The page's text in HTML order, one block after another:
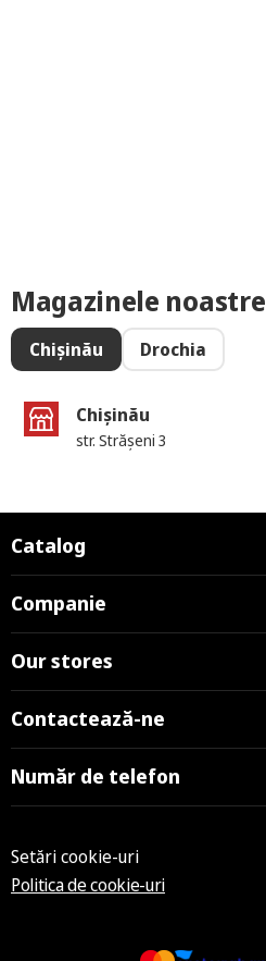
Magazinele noastre
Chișinău Drochia
Chișinău
str. Strășeni 3
Catalog
Companie
Our stores
Contactează-ne
Număr de telefon
Setări cookie-uri
Politica de cookie-uri